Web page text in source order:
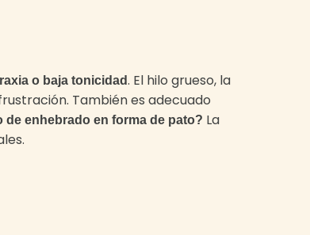
o baja tonicidad. El hilo grueso, la
También es adecuado
enhebrado en forma de pato? La